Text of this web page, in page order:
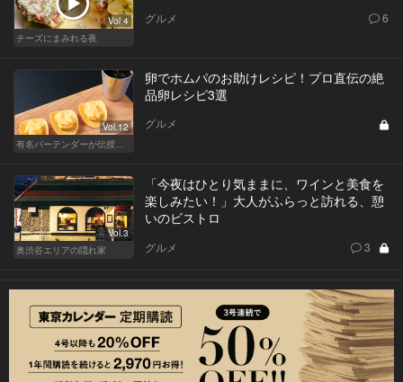
Vol.4
チーズにまみれる夜
グルメ 6
Vol.12
卵でホムパのお助けレシピ！プロ直伝の絶
品卵レシピ3選
グルメ
Vol.3
奥渋谷エリアの隠れ家
「今夜はひとり気ままに、ワインと美食を
楽しみたい！」大人がふらっと訪れる、憩
いのビストロ
グルメ 3